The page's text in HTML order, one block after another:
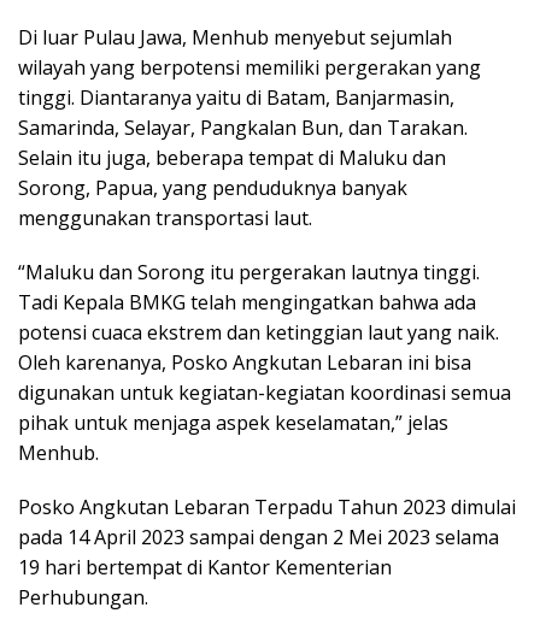
Di luar Pulau Jawa, Menhub menyebut sejumlah
wilayah yang berpotensi memiliki pergerakan yang
tinggi. Diantaranya yaitu di Batam, Banjarmasin,
Samarinda, Selayar, Pangkalan Bun, dan Tarakan.
Selain itu juga, beberapa tempat di Maluku dan
Sorong, Papua, yang penduduknya banyak
menggunakan transportasi laut.
“Maluku dan Sorong itu pergerakan lautnya tinggi.
Tadi Kepala BMKG telah mengingatkan bahwa ada
potensi cuaca ekstrem dan ketinggian laut yang naik.
Oleh karenanya, Posko Angkutan Lebaran ini bisa
digunakan untuk kegiatan-kegiatan koordinasi semua
pihak untuk menjaga aspek keselamatan,” jelas
Menhub.
Posko Angkutan Lebaran Terpadu Tahun 2023 dimulai
pada 14 April 2023 sampai dengan 2 Mei 2023 selama
19 hari bertempat di Kantor Kementerian
Perhubungan.